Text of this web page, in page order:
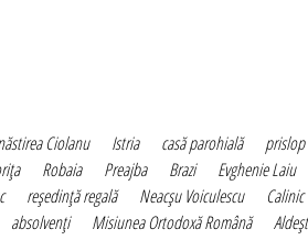
Ciolanu Istria casă parohială prislop
Robaia Preajba Brazi Evghenie Laiu
reşedinţă regală Neacşu Voiculescu
absolvenţi Misiunea Ortodoxă Română